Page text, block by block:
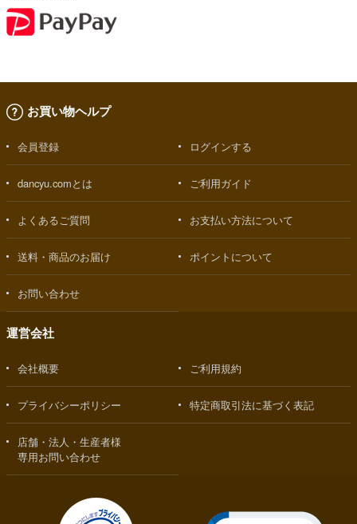
お買い物ヘルプ
会員登録 ログインする
dancyu.comとは ご利用ガイド
よくあるご質問 お支払い方法について
送料・商品のお届け ポイントについて
お問い合わせ
運営会社
会社概要 ご利用規約
プライバシーポリシー 特定商取引法に基づく表記
店舗・法人・生産者様
専用お問い合わせ